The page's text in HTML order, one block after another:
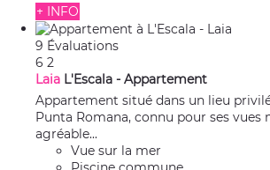
+ INFO
9 Évaluations
6 2
Laia L'Escala - Appartement
Appartement situé dans un lieu
Punta Romana, connu pour ses vues
agréable...
Vue sur la mer